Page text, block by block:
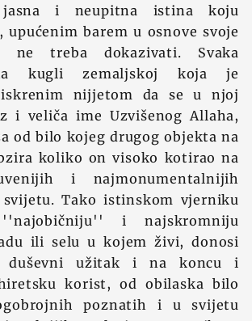
i neupitna istina koju
upućenim barem u osnove svoje
ne treba dokazivati. Svaka
kugli zemaljskoj koja je
nijjetom da se u njoj
i veliča ime Uzvišenog Allaha,
od bilo kojeg drugog objekta na
koliko on visoko kotirao na
i najmonumentalnijih
svijetu. Tako istinskom vjerniku
i najskromniju
ili selu u kojem živi, donosi
duševni užitak i na koncu i
korist, od obilaska bilo
poznatih i u svijetu